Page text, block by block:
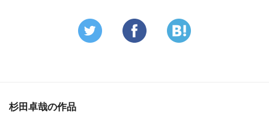
杉田卓哉の作品